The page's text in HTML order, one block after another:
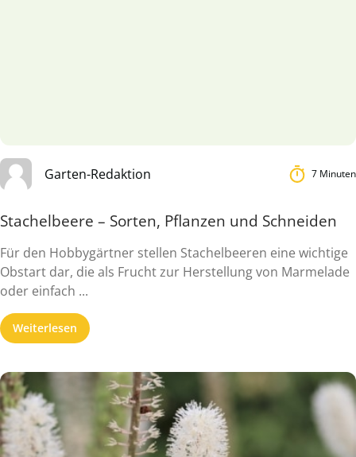
Garten-Redaktion 7 Minuten
Stachelbeere – Sorten, Pflanzen und Schneiden
Für den Hobbygärtner stellen Stachelbeeren eine wichtige
Obstart dar, die als Frucht zur Herstellung von Marmelade
oder einfach ...
Weiterlesen